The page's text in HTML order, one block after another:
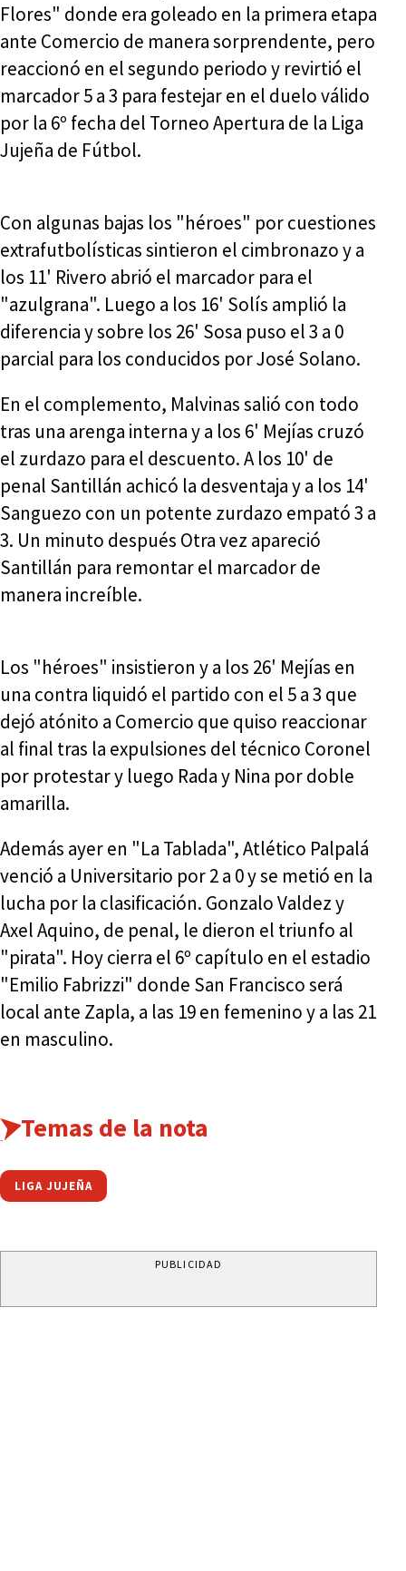
Flores" donde era goleado en la primera etapa
ante Comercio de manera sorprendente, pero
reaccionó en el segundo periodo y revirtió el
marcador 5 a 3 para festejar en el duelo válido
por la 6º fecha del Torneo Apertura de la Liga
Jujeña de Fútbol.
Con algunas bajas los "héroes" por cuestiones
extrafutbolísticas sintieron el cimbronazo y a
los 11' Rivero abrió el marcador para el
"azulgrana". Luego a los 16' Solís amplió la
diferencia y sobre los 26' Sosa puso el 3 a 0
parcial para los conducidos por José Solano.
En el complemento, Malvinas salió con todo
tras una arenga interna y a los 6' Mejías cruzó
el zurdazo para el descuento. A los 10' de
penal Santillán achicó la desventaja y a los 14'
Sanguezo con un potente zurdazo empató 3 a
3. Un minuto después Otra vez apareció
Santillán para remontar el marcador de
manera increíble.
Los "héroes" insistieron y a los 26' Mejías en
una contra liquidó el partido con el 5 a 3 que
dejó atónito a Comercio que quiso reaccionar
al final tras la expulsiones del técnico Coronel
por protestar y luego Rada y Nina por doble
amarilla.
Además ayer en "La Tablada", Atlético Palpalá
venció a Universitario por 2 a 0 y se metió en la
lucha por la clasificación. Gonzalo Valdez y
Axel Aquino, de penal, le dieron el triunfo al
"pirata". Hoy cierra el 6º capítulo en el estadio
"Emilio Fabrizzi" donde San Francisco será
local ante Zapla, a las 19 en femenino y a las 21
en masculino.
Temas de la nota
LIGA JUJEÑA
PUBLICIDAD